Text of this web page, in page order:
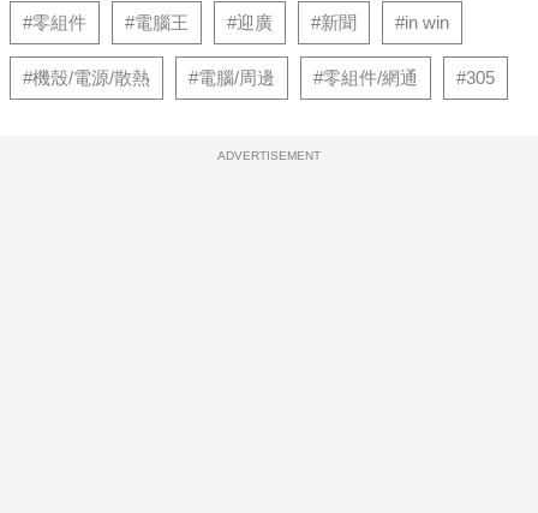
#零組件 #電腦王 #迎廣 #新聞 #in win
#機殼/電源/散熱 #電腦/周邊 #零組件/網通 #305
ADVERTISEMENT